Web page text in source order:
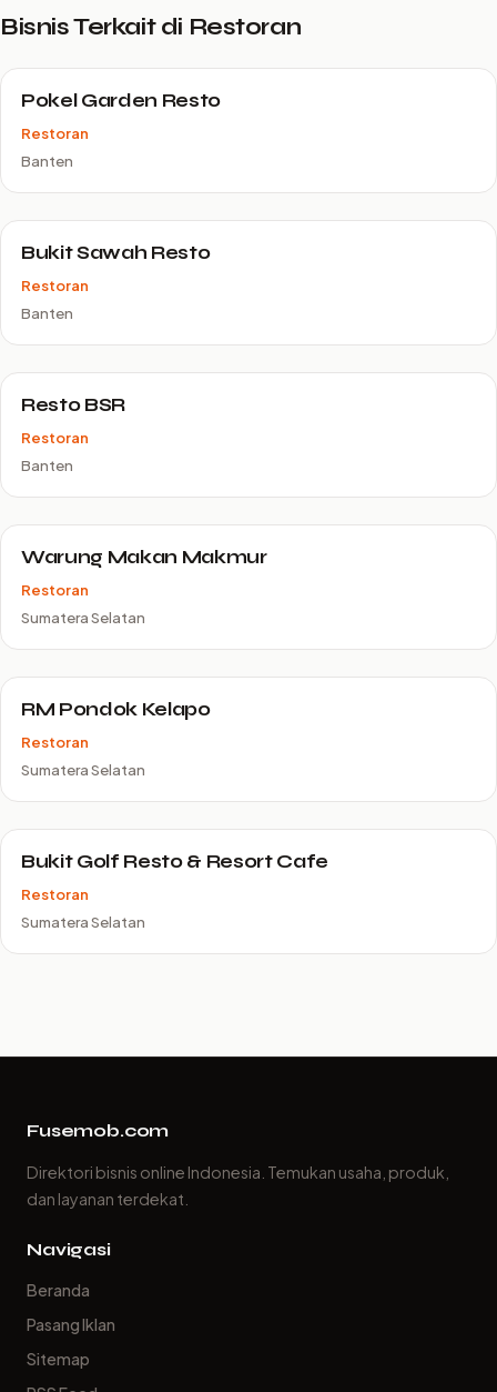
Bisnis Terkait di Restoran
Pokel Garden Resto
Restoran
Banten
Bukit Sawah Resto
Restoran
Banten
Resto BSR
Restoran
Banten
Warung Makan Makmur
Restoran
Sumatera Selatan
RM Pondok Kelapo
Restoran
Sumatera Selatan
Bukit Golf Resto & Resort Cafe
Restoran
Sumatera Selatan
Fusemob.com
Direktori bisnis online Indonesia. Temukan usaha, produk,
dan layanan terdekat.
Navigasi
Beranda
Pasang Iklan
Sitemap